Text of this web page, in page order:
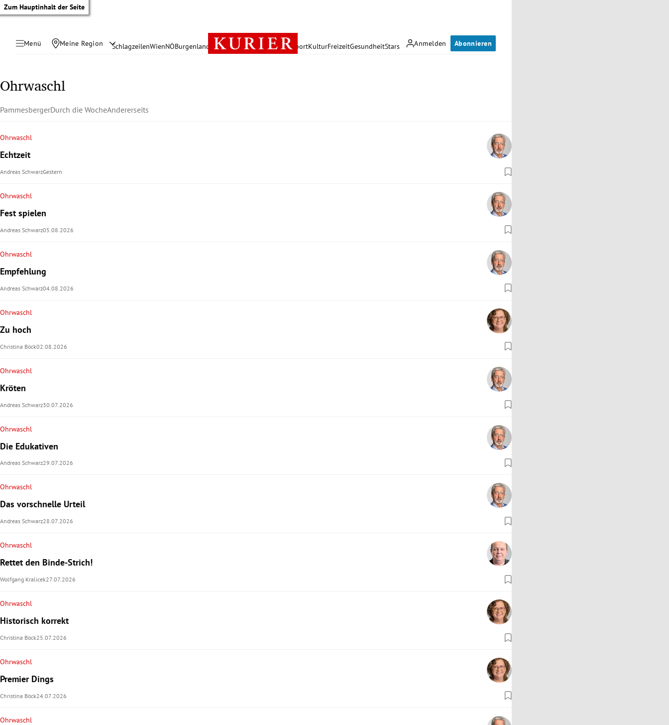
Zum Hauptinhalt der Seite
Menü Meine Region Anmelden Abonnieren
SchlagzeilenWienNÖBurgenland Österreich PolitikWirtschaft SportKulturFreizeitGesundheitStars
Untermenü
Untermenü
Untermenü
Untermenü
Untermenü
Untermenü
Ohrwaschl
PammesbergerDurch die WocheAndererseits
Ohrwaschl
Echtzeit
Andreas SchwarzGestern
Ohrwaschl
Fest spielen
Andreas Schwarz05.08.2026
Ohrwaschl
Empfehlung
Andreas Schwarz04.08.2026
Ohrwaschl
Zu hoch
Christina Böck02.08.2026
Ohrwaschl
Kröten
Andreas Schwarz30.07.2026
Ohrwaschl
Die Edukativen
Andreas Schwarz29.07.2026
Ohrwaschl
Das vorschnelle Urteil
Andreas Schwarz28.07.2026
Ohrwaschl
Rettet den Binde-Strich!
Wolfgang Kralicek27.07.2026
Ohrwaschl
Historisch korrekt
Christina Böck25.07.2026
Ohrwaschl
Premier Dings
Christina Böck24.07.2026
Ohrwaschl